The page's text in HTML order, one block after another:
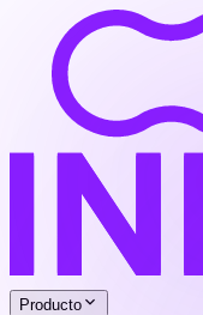
Producto